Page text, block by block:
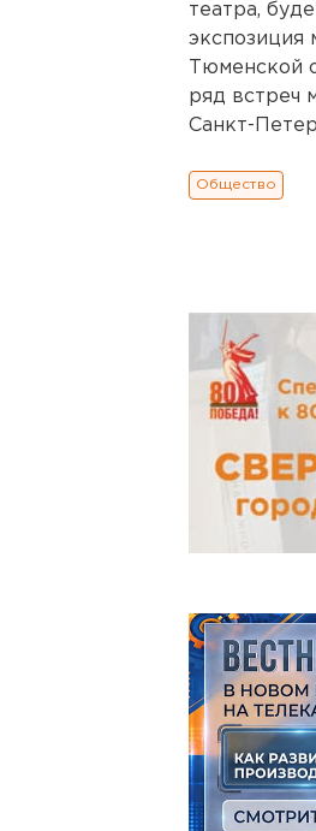
театра,
экспозиция
Тюменской
ряд встреч
Санкт-
Общество